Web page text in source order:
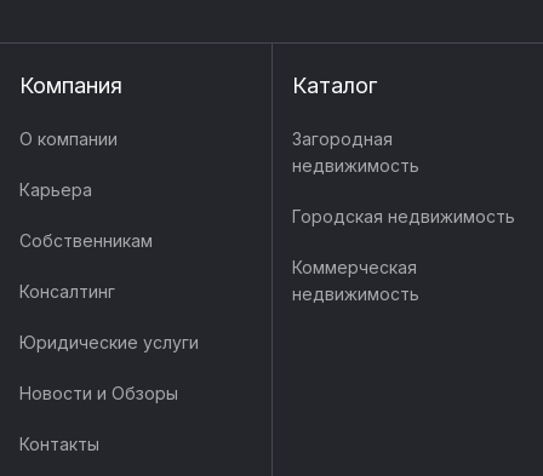
Компания
О компании
Карьера
Собственникам
Консалтинг
Юридические услуги
Новости и Обзоры
Контакты
Каталог
Загородная
недвижимость
Городская недвижимость
Коммерческая
недвижимость